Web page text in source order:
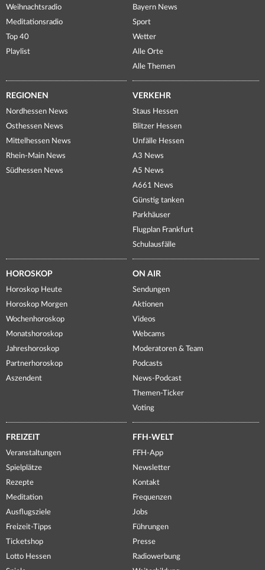
Weihnachtsradio
Meditationsradio
Top 40
Playlist
Bayern News
Sport
Wetter
Alle Orte
Alle Themen
REGIONEN
Nordhessen News
Osthessen News
Mittelhessen News
Rhein-Main News
Südhessen News
VERKEHR
Staus Hessen
Blitzer Hessen
Unfälle Hessen
A3 News
A5 News
A661 News
Günstig tanken
Parkhäuser
Flugplan Frankfurt
Schulausfälle
HOROSKOP
Horoskop Heute
Horoskop Morgen
Wochenhoroskop
Monatshoroskop
Jahreshoroskop
Partnerhoroskop
Aszendent
ON AIR
Sendungen
Aktionen
Videos
Webcams
Moderatoren & Team
Podcasts
News-Podcast
Themen-Ticker
Voting
FREIZEIT
Veranstaltungen
Spielplätze
Rezepte
Meditation
Ausflugsziele
Freizeit-Tipps
Ticketshop
Lotto Hessen
FFH-WELT
FFH-App
Newsletter
Kontakt
Frequenzen
Jobs
Führungen
Presse
Radiowerbung